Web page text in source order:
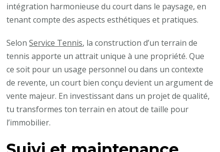
intégration harmonieuse du court dans le paysage, en
tenant compte des aspects esthétiques et pratiques.
SelonService Tennis, la construction d’un terrain de
tennis apporte un attrait unique à une propriété. Que
ce soit pour un usage personnel ou dans un contexte
de revente, un court bien conçu devient un argument de
vente majeur. En investissant dans un projet de qualité,
tu transformes ton terrain en atout de taille pour
l’immobilier.